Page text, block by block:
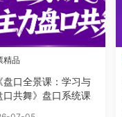
精品
盘口全景课：学习与
口共舞》盘口系统课